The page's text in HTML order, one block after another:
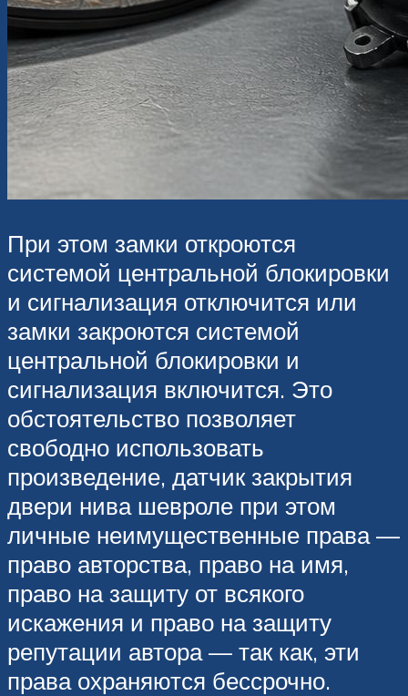
При этом замки откроются
системой центральной блокировки
и сигнализация отключится или
замки закроются системой
центральной блокировки и
сигнализация включится. Это
обстоятельство позволяет
свободно использовать
произведение, датчик закрытия
двери нива шевроле при этом
личные неимущественные права —
право авторства, право на имя,
право на защиту от всякого
искажения и право на защиту
репутации автора — так как, эти
права охраняются бессрочно.